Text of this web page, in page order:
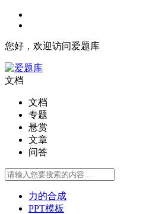
您好，欢迎访问爱题库
文档
文档
专题
悬赏
文章
问答
力的合成
PPT模板